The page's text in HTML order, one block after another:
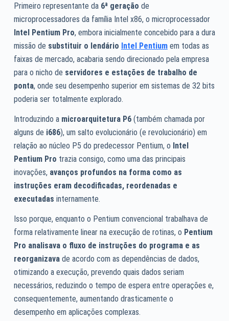
Primeiro representante da 6ª geração de
microprocessadores da família Intel x86, o microprocessador
Intel Pentium Pro, embora inicialmente concebido para a dura
missão de substituir o lendário Intel Pentiumem todas as
faixas de mercado, acabaria sendo direcionado pela empresa
para o nicho de servidores e estações de trabalho de
ponta, onde seu desempenho superior em sistemas de 32 bits
poderia ser totalmente explorado.
Introduzindo a microarquitetura P6 (também chamada por
alguns de i686), um salto evolucionário (e revolucionário) em
relação ao núcleo P5 do predecessor Pentium, o Intel
Pentium Pro trazia consigo, como uma das principais
inovações, avanços profundos na forma como as
instruções eram decodificadas, reordenadas e
executadas internamente.
Isso porque, enquanto o Pentium convencional trabalhava de
forma relativamente linear na execução de rotinas, o Pentium
Pro analisava o fluxo de instruções do programa e as
reorganizavade acordo com as dependências de dados,
otimizando a execução, prevendo quais dados seriam
necessários, reduzindo o tempo de espera entre operações e,
consequentemente, aumentando drasticamente o
desempenho em aplicações complexas.